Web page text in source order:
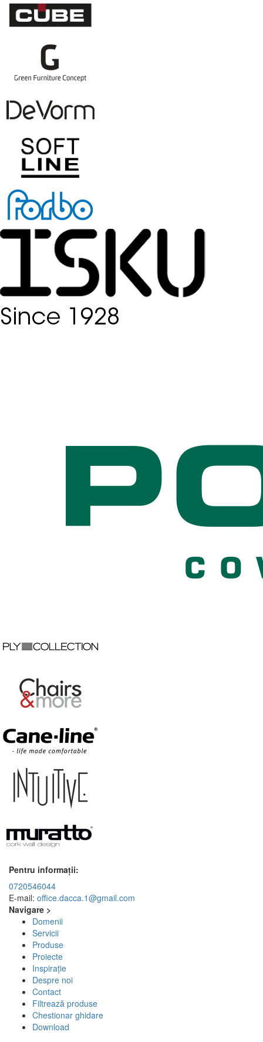
Pentru informații:
0720546044
E-mail: office.dacca.1@gmail.com
Navigare >
Domenii
Servicii
Produse
Proiecte
Inspirație
Despre noi
Contact
Filtrează produse
Chestionar ghidare
Download